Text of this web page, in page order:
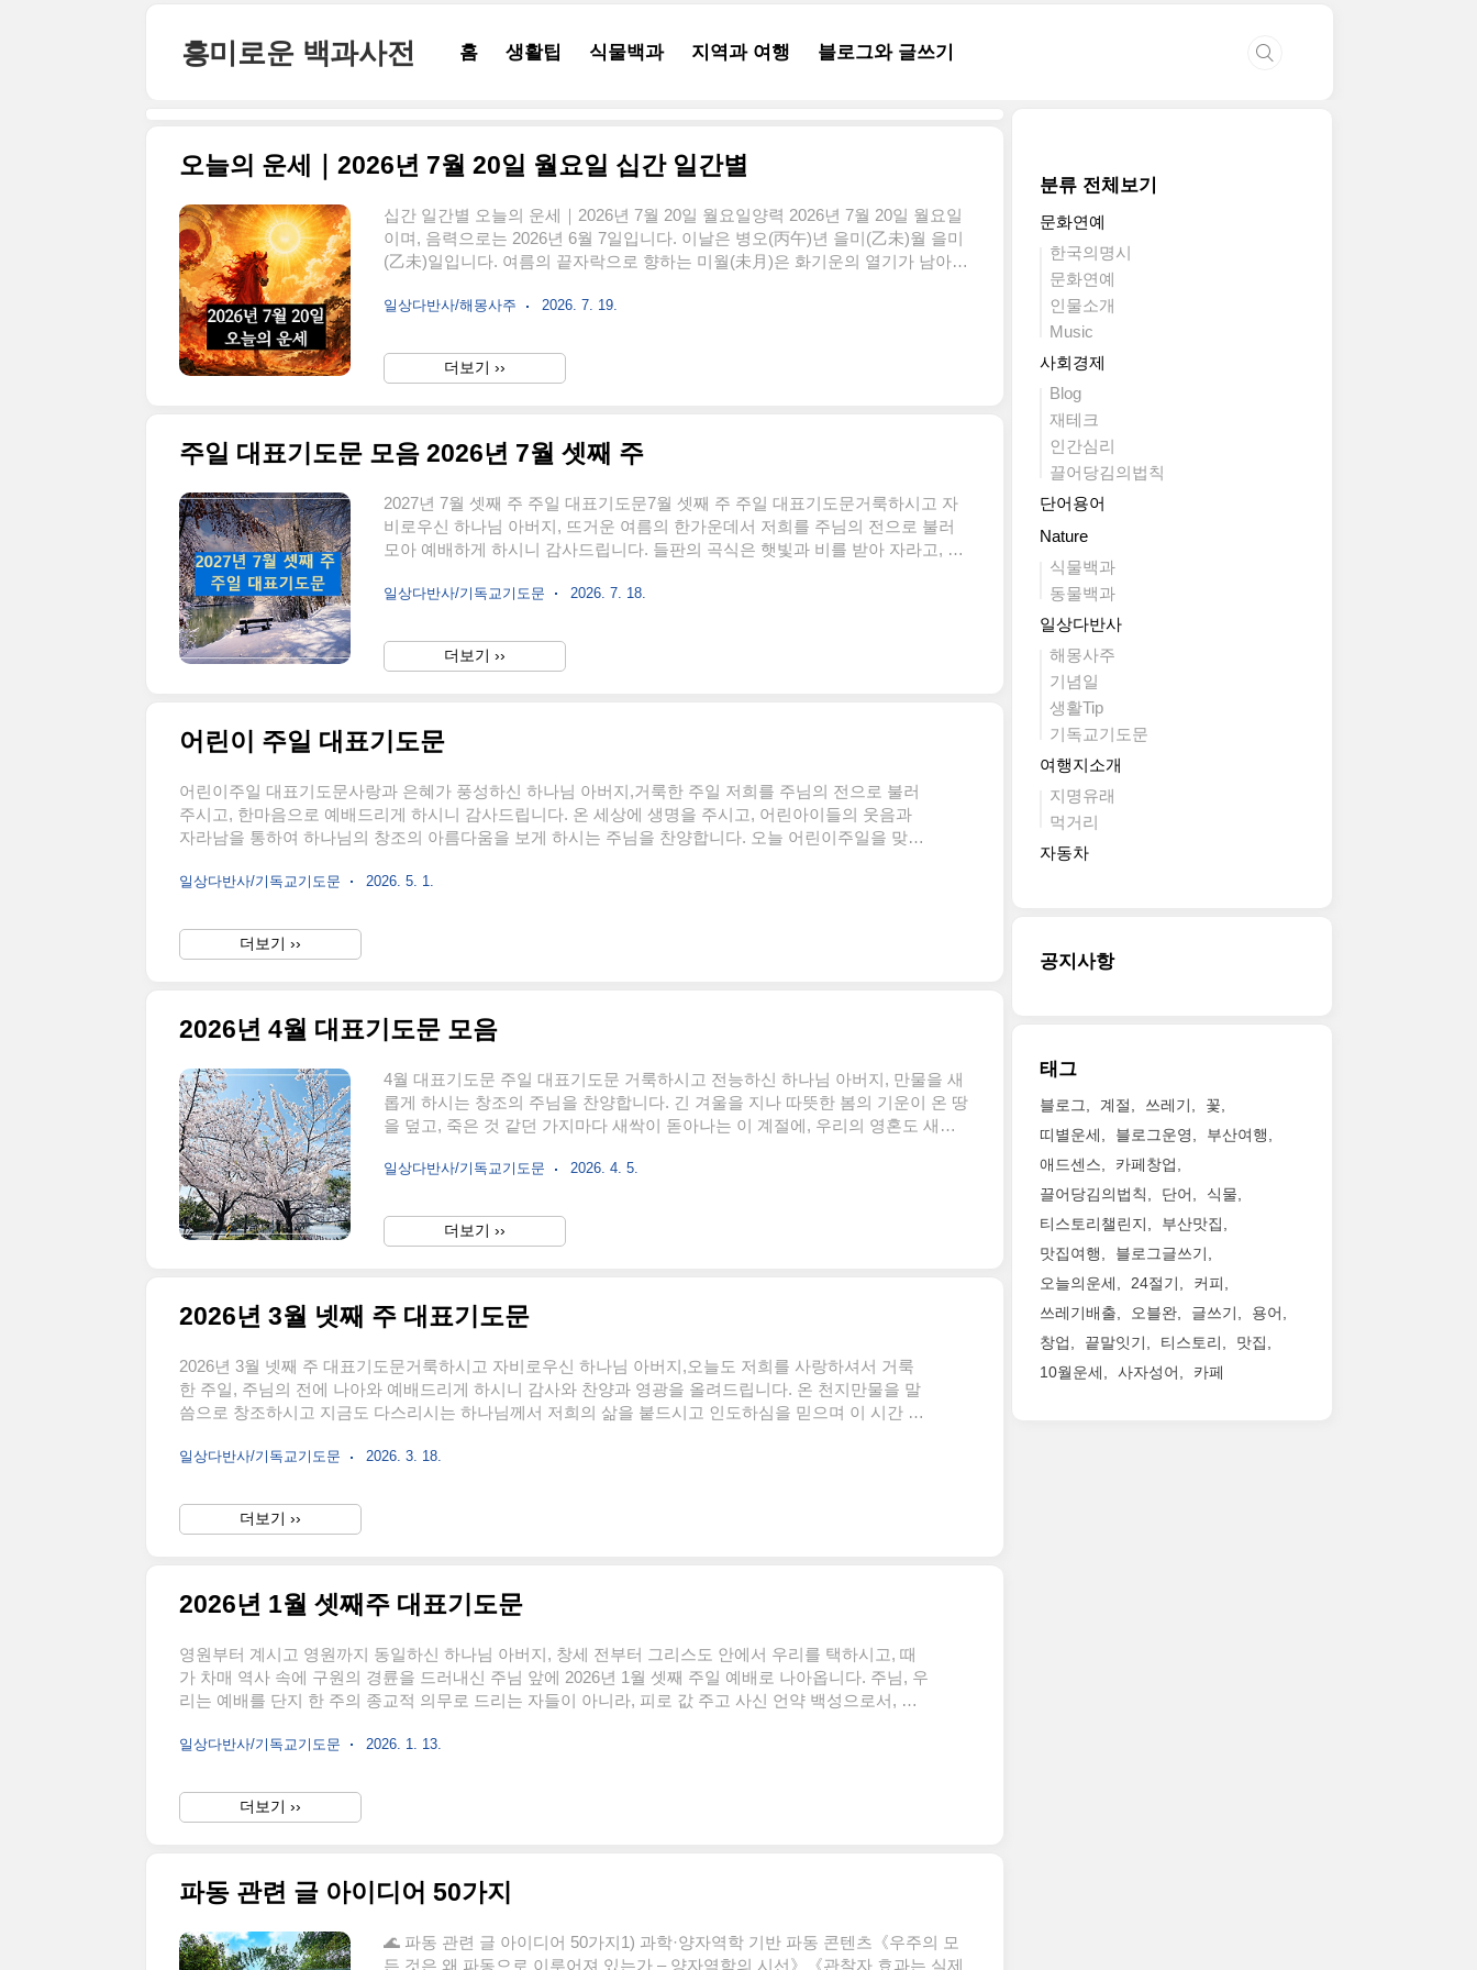
흥미로운 백과사전 홈 생활팁 식물백과 지역과 여행 블로그와 글쓰기
오늘의 운세｜2026년 7월 20일 월요일 십간 일간별
십간 일간별 오늘의 운세｜2026년 7월 20일 월요일양력 2026년 7월 20일 월요일
이며, 음력으로는 2026년 6월 7일입니다. 이날은 병오(丙午)년 을미(乙未)월 을미
(乙未)일입니다. 여름의 끝자락으로 향하는 미월(未月)은 화기운의 열기가 남아
굴처럼 부드럽고 섬세한 생명력을 상징하며, 일지 미토(未土)는 뜨겁고 건조한 땅
문제나 감정, 관계와 책임이 반복해서 부각되는 복음(伏吟)적 성향이 나타나는 날
입니다. 병오년의 오화(午火)는 미토와 합을 이루어 화토기운의 연계를 강화하므
일상다반사/해몽사주 2026. 7. 19.
더보기 ››
주일 대표기도문 모음 2026년 7월 셋째 주
2027년 7월 셋째 주 주일 대표기도문7월 셋째 주 주일 대표기도문거룩하시고 자
비로우신 하나님 아버지, 뜨거운 여름의 한가운데서 저희를 주님의 전으로 불러
모아 예배하게 하시니 감사드립니다. 들판의 곡식은 햇빛과 비를 받아 자라고, 나
다. 변함없이 떠오르는 해와 정한 때에 내리는 비를 통하여, 저희의 삶도 하나님의
서 지켜 주시고, 지친 몸과 흔들리는 마음을 붙들어 주셨으니 모든 감사와 찬송을
하나님께 올려 드립니다.그러나 하나님 아버지, 저희는 은혜를 받으면서도 은혜
일상다반사/기독교기도문 2026. 7. 18.
더보기 ››
어린이 주일 대표기도문
어린이주일 대표기도문사랑과 은혜가 풍성하신 하나님 아버지,거룩한 주일 저희를 주님의 전으로 불러
주시고, 한마음으로 예배드리게 하시니 감사드립니다. 온 세상에 생명을 주시고, 어린아이들의 웃음과
자라남을 통하여 하나님의 창조의 아름다움을 보게 하시는 주님을 찬양합니다. 오늘 어린이주일을 맞아
용납하고 금하지 말라 하나님의 나라가 이런 자의 것이니라” 말씀하셨습니다. 우리 교회가 어린 생명들
소서. 아이들의 작은 찬양과 서툰 기도도 기쁘게 받으시는 주님을 믿습니다.하나님, 저희의 부족함을 회
개합니다. 자녀와 다음..
일상다반사/기독교기도문 2026. 5. 1.
더보기 ››
2026년 4월 대표기도문 모음
4월 대표기도문 주일 대표기도문 거룩하시고 전능하신 하나님 아버지, 만물을 새
롭게 하시는 창조의 주님을 찬양합니다. 긴 겨울을 지나 따뜻한 봄의 기운이 온 땅
을 덮고, 죽은 것 같던 가지마다 새싹이 돋아나는 이 계절에, 우리의 영혼도 새롭
를 부르시고 예배하게 하신 주님의 은혜에 감사와 찬양을 올려드립니다.주님, 우
합니다. 하나님을 의지한다 말하면서도 실제로는 세상의 방법과 내 생각을 더 신
뢰하며 살아왔습니다. 사랑하기보다 판단했고, 이해하기보다 정죄했으며, 섬기기
일상다반사/기독교기도문 2026. 4. 5.
더보기 ››
2026년 3월 넷째 주 대표기도문
2026년 3월 넷째 주 대표기도문거룩하시고 자비로우신 하나님 아버지,오늘도 저희를 사랑하셔서 거룩
한 주일, 주님의 전에 나아와 예배드리게 하시니 감사와 찬양과 영광을 올려드립니다. 온 천지만물을 말
씀으로 창조하시고 지금도 다스리시는 하나님께서 저희의 삶을 붙드시고 인도하심을 믿으며 이 시간 겸
염려와 욕심에 마음을 빼앗기고, 주님의 뜻보다 나의 뜻을 앞세우며 살아왔던 죄를 고백합니다. 입술로
의 십자가 사랑을 잊고 살았던 저희를 긍휼히 여겨 주시고, 보혈의 은혜로 깨끗하게 하여 주옵소서.사랑
의 하나님,이 사순..
일상다반사/기독교기도문 2026. 3. 18.
더보기 ››
2026년 1월 셋째주 대표기도문
영원부터 계시고 영원까지 동일하신 하나님 아버지, 창세 전부터 그리스도 안에서 우리를 택하시고, 때
가 차매 역사 속에 구원의 경륜을 드러내신 주님 앞에 2026년 1월 셋째 주일 예배로 나아옵니다. 주님, 우
리는 예배를 단지 한 주의 종교적 의무로 드리는 자들이 아니라, 피로 값 주고 사신 언약 백성으로서, 구
머물지 않고, 죄인을 찾아오신 하나님, 십자가로 구원을 이루신 하나님, 부활로 새 창조를 여신 하나님께
질서를 거슬러 자기 길을 택했고, 그 결과 죄와 사망이 세상에 들어왔음을 고백합니다. 그러나 주..
일상다반사/기독교기도문 2026. 1. 13.
더보기 ››
파동 관련 글 아이디어 50가지
🌊 파동 관련 글 아이디어 50가지1) 과학·양자역학 기반 파동 콘텐츠《우주의 모
든 것은 왜 파동으로 이루어져 있는가 – 양자역학의 시선》《관찰자 효과는 실제
분류 전체보기
문화연예
한국의명시
문화연예
인물소개
Music
사회경제
Blog
재테크
인간심리
끌어당김의법칙
단어용어
Nature
식물백과
동물백과
일상다반사
해몽사주
기념일
생활Tip
기독교기도문
여행지소개
지명유래
먹거리
자동차
공지사항
태그
블로그 계절 쓰레기
꽃
띠별운세
블로그운영
부산여행
애드센스
카페창업
끌어당김의법칙
단어
식물
티스토리챌린지
부산맛집
맛집여행
블로그글쓰기
오늘의운세
24절기
커피
쓰레기배출
오블완 글쓰기
용어
창업
끝말잇기 티스토리
맛집
10월운세
사자성어 카페